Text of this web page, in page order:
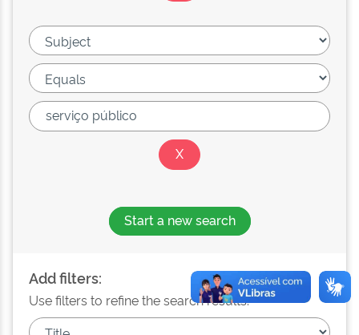
Start a new search
Add filters:
Use filters to refine the search results.